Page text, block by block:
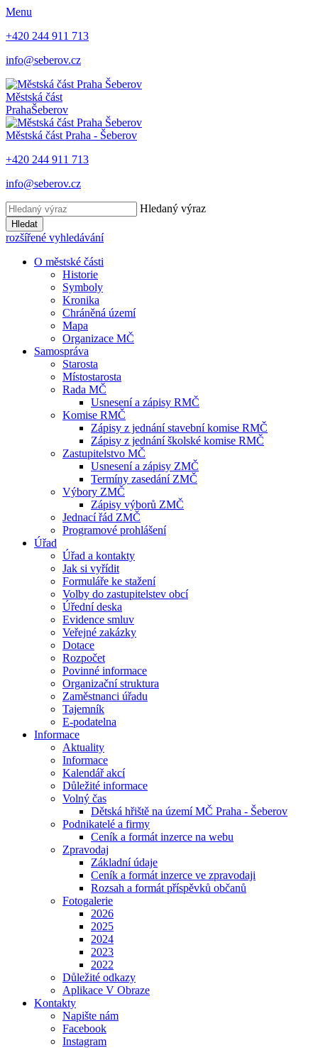
Menu
+420 244 911 713
info@seberov.cz
Městská část
PrahaŠeberov
Městská část Praha - Šeberov
+420 244 911 713
info@seberov.cz
Hledaný výraz
Hledat
rozšířené vyhledávání
O městské části
Historie
Symboly
Kronika
Chráněná území
Mapa
Organizace MČ
Samospráva
Starosta
Místostarosta
Rada MČ
Usnesení a zápisy RMČ
Komise RMČ
Zápisy z jednání stavební komise RMČ
Zápisy z jednání školské komise RMČ
Zastupitelstvo MČ
Usnesení a zápisy ZMČ
Termíny zasedání ZMČ
Výbory ZMČ
Zápisy výborů ZMČ
Jednací řád ZMČ
Programové prohlášení
Úřad
Úřad a kontakty
Jak si vyřídit
Formuláře ke stažení
Volby do zastupitelstev obcí
Úřední deska
Evidence smluv
Veřejné zakázky
Dotace
Rozpočet
Povinné informace
Organizační struktura
Zaměstnanci úřadu
Tajemník
E-podatelna
Informace
Aktuality
Informace
Kalendář akcí
Důležité informace
Volný čas
Dětská hřiště na území MČ Praha - Šeberov
Podnikatelé a firmy
Ceník a formát inzerce na webu
Zpravodaj
Základní údaje
Ceník a formát inzerce ve zpravodaji
Rozsah a formát příspěvků občanů
Fotogalerie
2026
2025
2024
2023
2022
Důležité odkazy
Aplikace V Obraze
Kontakty
Napište nám
Facebook
Instagram